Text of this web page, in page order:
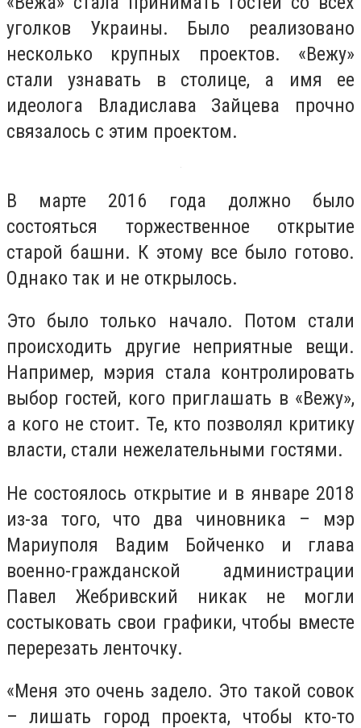
уголков Украины. Было реализовано
несколько крупных проектов. «Вежу»
стали узнавать в столице, а имя ее
идеолога Владислава Зайцева прочно
связалось с этим проектом.
В марте 2016 года должно было
состояться торжественное открытие
старой башни. К этому все было готово.
Однако так и не открылось.
Это было только начало. Потом стали
происходить другие неприятные вещи.
Например, мэрия стала контролировать
выбор гостей, кого приглашать в «Вежу»,
а кого не стоит. Те, кто позволял критику
власти, стали нежелательными гостями.
Не состоялось открытие и в январе 2018
из-за того, что два чиновника – мэр
Мариуполя Вадим Бойченко и глава
военно-гражданской администрации
Павел Жебривский никак не могли
состыковать свои графики, чтобы вместе
перерезать ленточку.
«Меня это очень задело. Это такой совок
– лишать город проекта, чтобы кто-то